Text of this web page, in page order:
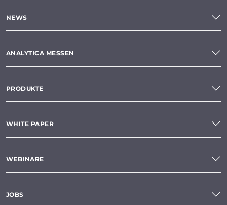
NEWS
ANALYTICA MESSEN
PRODUKTE
WHITE PAPER
WEBINARE
JOBS